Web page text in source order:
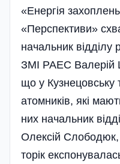
«Енергія
«Перспективи»
начальник відділу
ЗМІ РАЕС Валерій
що у Кузнецовську
атомників, які
них начальник
Олексій Слободюк,
торік